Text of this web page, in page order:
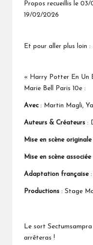
Propos recueillis le
19/02/2026
Et pour aller plus loin :
« Harry Potter En Un
Marie Bell Paris 10e :
Avec : Martin Magli,
Auteurs & Créateurs :
Mise en scène originale
Mise en scène associée
Adaptation française:
Productions : Stage
Le sort
arrêteras !